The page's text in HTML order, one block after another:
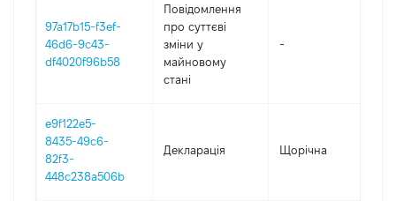
97a17b15-f3ef-
46d6-9c43-
df4020f96b58
Повідомлення
про суттєві
зміни y
майновому
стані
-
e9f122e5-
8435-49c6-
82f3-
448c238a506b
Декларація Щорічна